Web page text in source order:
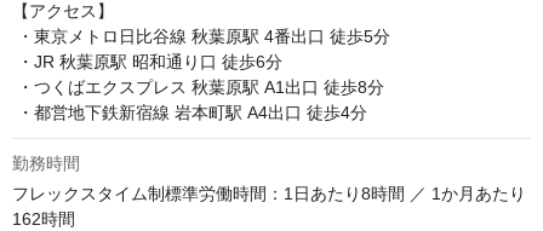
【アクセス】
・都営地下鉄新宿線 岩本町駅 A4出口 徒歩4分
勤務時間
フレックスタイム制標準労働時間：1日あたり8時間 ／ 1か月あたり
162時間